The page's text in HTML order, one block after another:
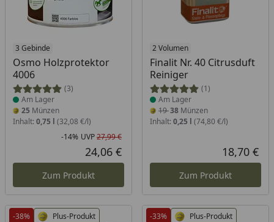
3 Gebinde
Osmo Holzprotektor
4006
(3)
Produkt am Lager
Am Lager
25 Münzen
Inhalt: 0,75 l (32,08 €/l)
Rabatt in Prozent
-14%
Ursprünglicher Preis
UVP27,99 €
Aktueller Preis
24,06 €
Zum Produkt
2 Volumen
Finalit Nr. 40 Citrusduft
Reiniger
(1)
Produkt am Lager
Am Lager
1938Münzen
Inhalt: 0,25 l (74,80 €/l)
18,70 €
Zum Produkt
-38% Plus-Produkt -33% Plus-Produkt